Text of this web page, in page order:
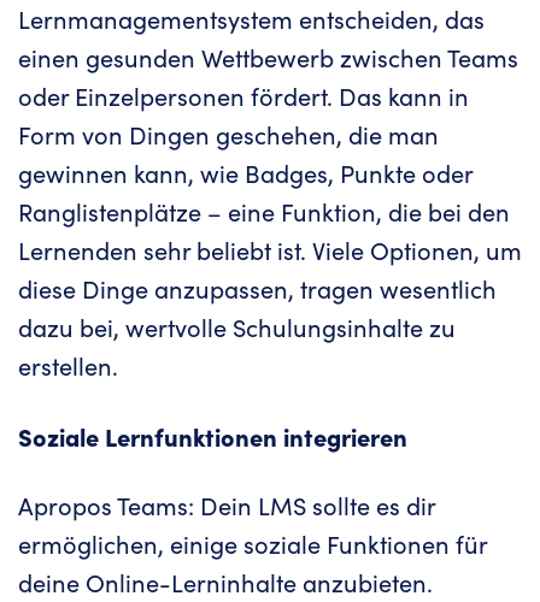
Lernmanagementsystem entscheiden, das
einen gesunden Wettbewerb zwischen Teams
oder Einzelpersonen fördert. Das kann in
Form von Dingen geschehen, die man
gewinnen kann, wie Badges, Punkte oder
Ranglistenplätze – eine Funktion, die bei den
Lernenden sehr beliebt ist. Viele Optionen, um
diese Dinge anzupassen, tragen wesentlich
dazu bei, wertvolle Schulungsinhalte zu
erstellen.
Soziale Lernfunktionen integrieren
Apropos Teams: Dein LMS sollte es dir
ermöglichen, einige soziale Funktionen für
deine Online-Lerninhalte anzubieten.